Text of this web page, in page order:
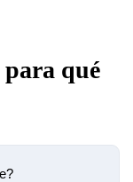
para qué